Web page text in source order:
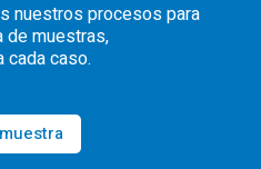
nuestros procesos para
de muestras,
cada caso.